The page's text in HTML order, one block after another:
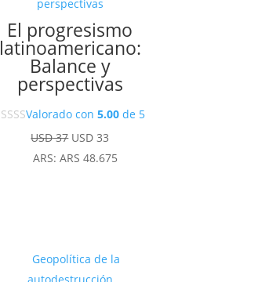
El progresismo
latinoamericano:
Balance y
perspectivas
Valorado con5.00 de 5
USD37 El
precio
USD 33
precio
ARS:ARS 48.675